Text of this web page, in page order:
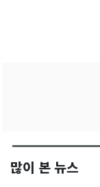
많이 본 뉴스